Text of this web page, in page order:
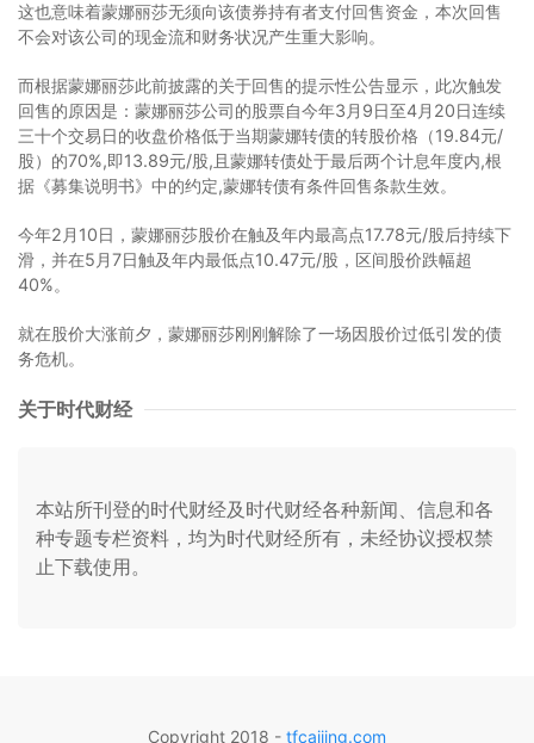
这也意味着蒙娜丽莎无须向该债券持有者支付回售资金，本次回售
不会对该公司的现金流和财务状况产生重大影响。
而根据蒙娜丽莎此前披露的关于回售的提示性公告显示，此次触发
回售的原因是：蒙娜丽莎公司的股票自今年3月9日至4月20日连续
三十个交易日的收盘价格低于当期蒙娜转债的转股价格（19.84元/
股）的70%,即13.89元/股,且蒙娜转债处于最后两个计息年度内,根
据《募集说明书》中的约定,蒙娜转债有条件回售条款生效。
今年2月10日，蒙娜丽莎股价在触及年内最高点17.78元/股后持续下
滑，并在5月7日触及年内最低点10.47元/股，区间股价跌幅超
40%。
就在股价大涨前夕，蒙娜丽莎刚刚解除了一场因股价过低引发的债
务危机。
关于时代财经
本站所刊登的时代财经及时代财经各种新闻、信息和各
种专题专栏资料，均为时代财经所有，未经协议授权禁
止下载使用。
Copyright 2018 - tfcaijing.com